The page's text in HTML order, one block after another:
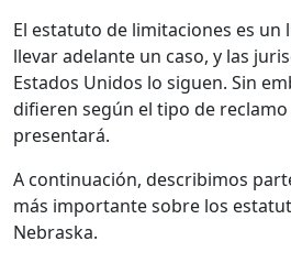
El estatuto de limitaciones es
llevar adelante un caso, y las
Estados Unidos lo siguen. Sin
difieren según el tipo de
presentará.
A continuación, describimos
más importante sobre los
Nebraska.